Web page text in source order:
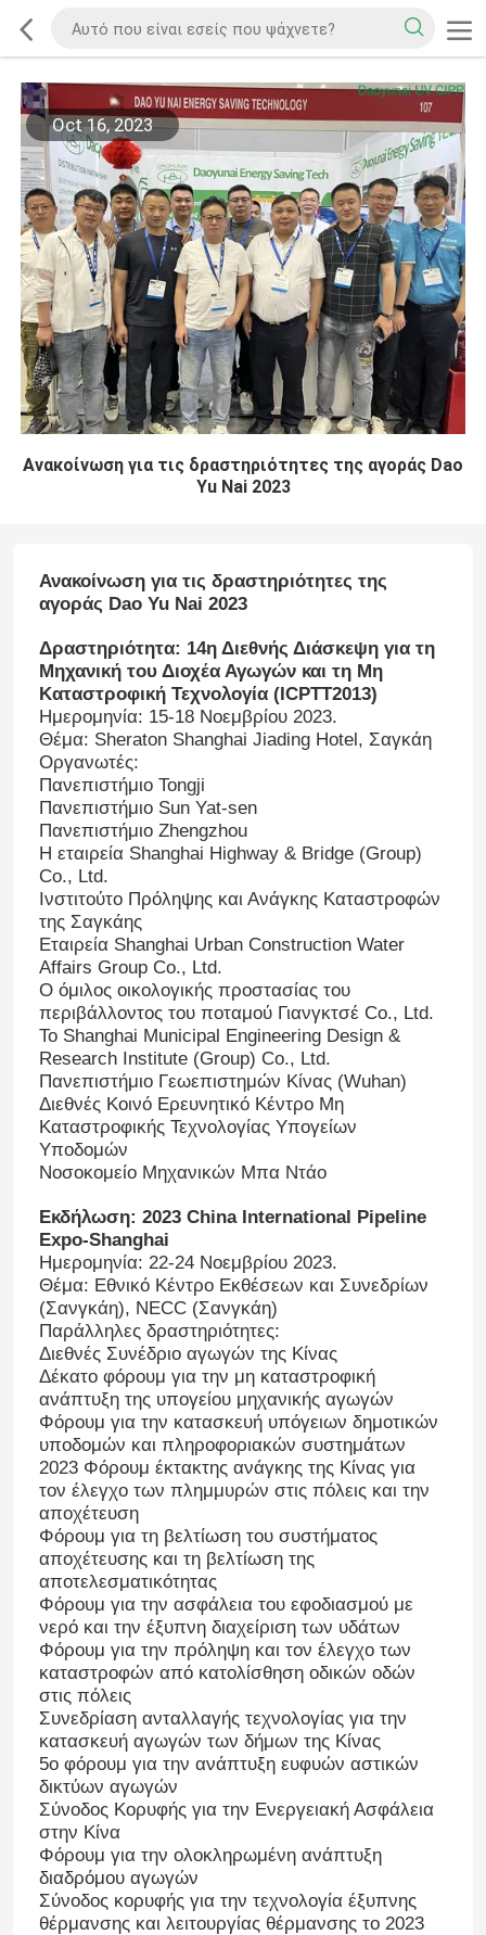
Oct 16, 2023
Ανακοίνωση για τις δραστηριότητες της αγοράς Dao
Yu Nai 2023
Ανακοίνωση για τις δραστηριότητες της
αγοράς Dao Yu Nai 2023
Δραστηριότητα: 14η Διεθνής Διάσκεψη για τη
Μηχανική του Διοχέα Αγωγών και τη Μη
Καταστροφική Τεχνολογία (ICPTT2013)
Ημερομηνία: 15-18 Νοεμβρίου 2023.
Θέμα: Sheraton Shanghai Jiading Hotel, Σαγκάη
Οργανωτές:
Πανεπιστήμιο Tongji
Πανεπιστήμιο Sun Yat-sen
Πανεπιστήμιο Zhengzhou
Η εταιρεία Shanghai Highway & Bridge (Group)
Co., Ltd.
Ινστιτούτο Πρόληψης και Ανάγκης Καταστροφών
της Σαγκάης
Εταιρεία Shanghai Urban Construction Water
Affairs Group Co., Ltd.
Ο όμιλος οικολογικής προστασίας του
περιβάλλοντος του ποταμού Γιανγκτσέ Co., Ltd.
Το Shanghai Municipal Engineering Design &
Research Institute (Group) Co., Ltd.
Πανεπιστήμιο Γεωεπιστημών Κίνας (Wuhan)
Διεθνές Κοινό Ερευνητικό Κέντρο Μη
Καταστροφικής Τεχνολογίας Υπογείων
Υποδομών
Νοσοκομείο Μηχανικών Μπα Ντάο
Εκδήλωση: 2023 China International Pipeline
Expo-Shanghai
Ημερομηνία: 22-24 Νοεμβρίου 2023.
Θέμα: Εθνικό Κέντρο Εκθέσεων και Συνεδρίων
(Σανγκάη), NECC (Σανγκάη)
Παράλληλες δραστηριότητες:
Διεθνές Συνέδριο αγωγών της Κίνας
Δέκατο φόρουμ για την μη καταστροφική
ανάπτυξη της υπογείου μηχανικής αγωγών
Φόρουμ για την κατασκευή υπόγειων δημοτικών
υποδομών και πληροφοριακών συστημάτων
2023 Φόρουμ έκτακτης ανάγκης της Κίνας για
τον έλεγχο των πλημμυρών στις πόλεις και την
αποχέτευση
Φόρουμ για τη βελτίωση του συστήματος
αποχέτευσης και τη βελτίωση της
αποτελεσματικότητας
Φόρουμ για την ασφάλεια του εφοδιασμού με
νερό και την έξυπνη διαχείριση των υδάτων
Φόρουμ για την πρόληψη και τον έλεγχο των
καταστροφών από κατολίσθηση οδικών οδών
στις πόλεις
Συνεδρίαση ανταλλαγής τεχνολογίας για την
κατασκευή αγωγών των δήμων της Κίνας
5ο φόρουμ για την ανάπτυξη ευφυών αστικών
δικτύων αγωγών
Σύνοδος Κορυφής για την Ενεργειακή Ασφάλεια
στην Κίνα
Φόρουμ για την ολοκληρωμένη ανάπτυξη
διαδρόμου αγωγών
Σύνοδος κορυφής για την τεχνολογία έξυπνης
θέρμανσης και λειτουργίας θέρμανσης το 2023